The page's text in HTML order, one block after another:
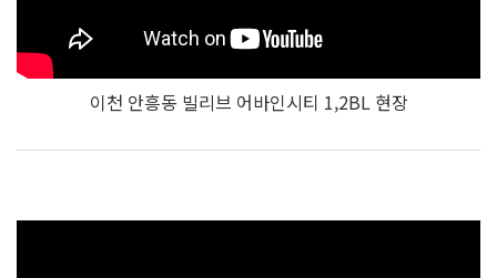
이천 안흥동 빌리브 어바인시티 1,2BL 현장